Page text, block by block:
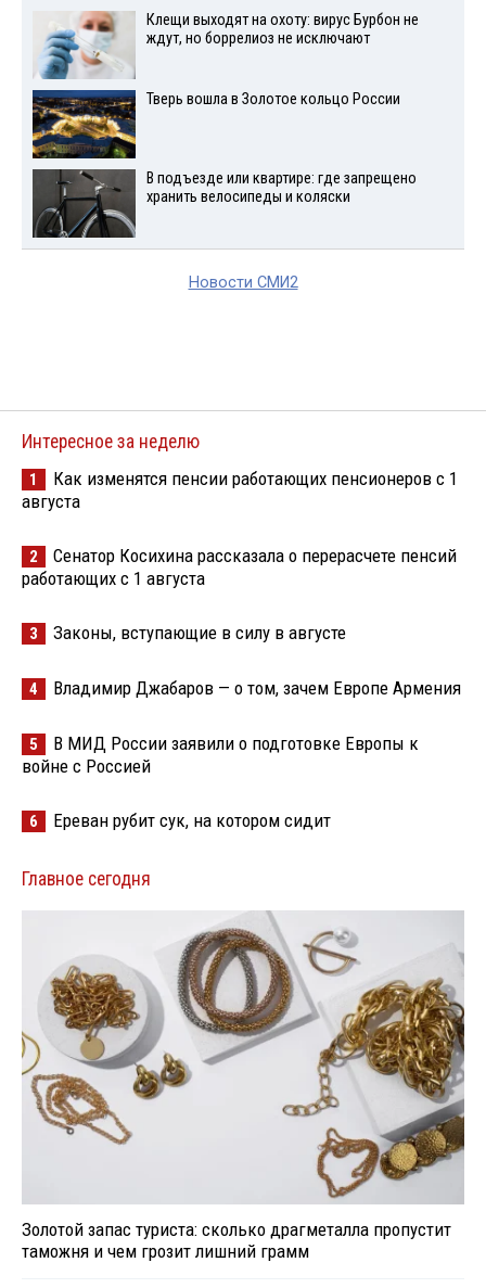
Клещи выходят на охоту: вирус Бурбон не
ждут, но боррелиоз не исключают
Тверь вошла в Золотое кольцо России
В подъезде или квартире: где запрещено
хранить велосипеды и коляски
Новости СМИ2
Интересное за неделю
1
Как изменятся пенсии работающих пенсионеров с 1
августа
2
Сенатор Косихина рассказала о перерасчете пенсий
работающих с 1 августа
3 Законы, вступающие в силу в августе
4 Владимир Джабаров — о том, зачем Европе Армения
5
В МИД России заявили о подготовке Европы к
войне с Россией
6 Ереван рубит сук, на котором сидит
Главное сегодня
Золотой запас туриста: сколько драгметалла пропустит
таможня и чем грозит лишний грамм